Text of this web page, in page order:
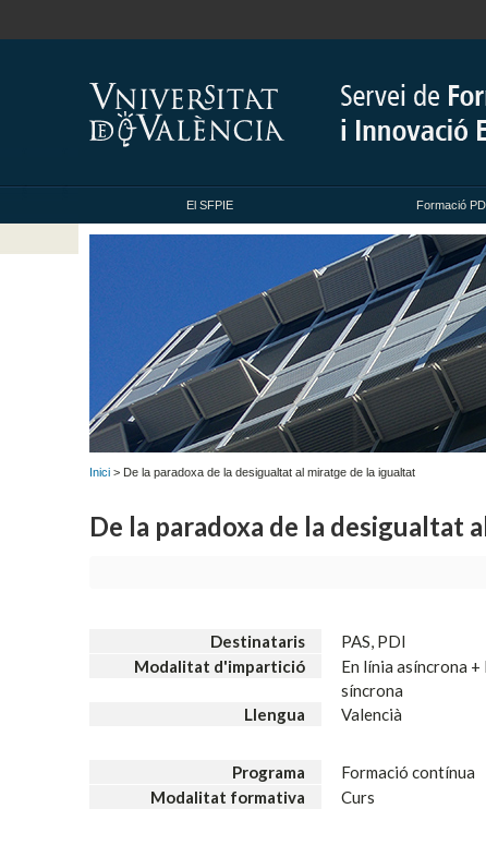
El SFPIE Formació
Inici > De la paradoxa de la desigualtat al miratge de la igualtat
De la paradoxa de la desigualtat
Destinataris
PAS, PDI
Modalitat d'impartició
En línia asíncrona +
síncrona
Llengua
Valencià
Programa
Formació contínua
Modalitat formativa
Curs